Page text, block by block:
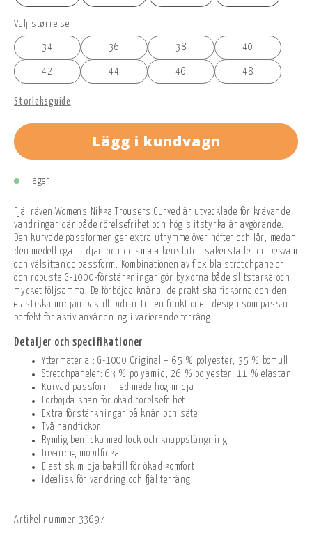
Välj størrelse
34 36 38 40
42 44 46 48
Storleksguide
Lägg i kundvagn
I lager
Fjällräven Womens Nikka Trousers Curved är utvecklade för krävande
vandringar där både rörelsefrihet och hög slitstyrka är avgörande.
Den kurvade passformen ger extra utrymme över höfter och lår, medan
den medelhöga midjan och de smala bensluten säkerställer en bekväm
och välsittande passform. Kombinationen av flexibla stretchpaneler
och robusta G-1000-förstärkningar gör byxorna både slitstarka och
mycket följsamma. De förböjda knäna, de praktiska fickorna och den
elastiska midjan baktill bidrar till en funktionell design som passar
perfekt för aktiv användning i varierande terräng.
Detaljer och specifikationer
Yttermaterial: G-1000 Original – 65 % polyester, 35 % bomull
Stretchpaneler: 63 % polyamid, 26 % polyester, 11 % elastan
Kurvad passform med medelhög midja
Förböjda knän för ökad rörelsefrihet
Extra förstärkningar på knän och säte
Två handfickor
Rymlig benficka med lock och knappstängning
Invändig mobilficka
Elastisk midja baktill för ökad komfort
Idealisk för vandring och fjällterräng
Artikel nummer 33697